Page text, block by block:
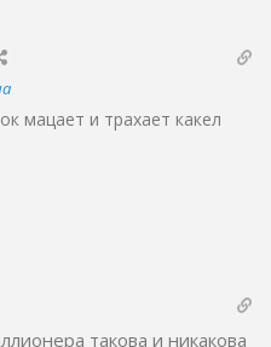
мацает и трахает какел
такова и никакова